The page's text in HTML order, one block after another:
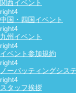
関西イベント
中国・四国イベント
九州イベント
イベント参加規約
ノーバッティングシス
スタッフ挨拶